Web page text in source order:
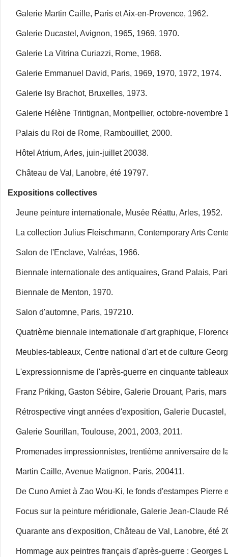
Galerie Martin Caille, Paris et Aix-en-Provence, 1962.
Galerie Ducastel, Avignon, 1965, 1969, 1970.
Galerie La Vitrina Curiazzi, Rome, 1968.
Galerie Emmanuel David, Paris, 1969, 1970, 1972, 1974.
Galerie Isy Brachot, Bruxelles, 1973.
Galerie Hélène Trintignan, Montpellier, octobre-novembre
Palais du Roi de Rome, Rambouillet, 2000.
Hôtel Atrium, Arles, juin-juillet 20038.
Château de Val, Lanobre, été 19797.
Expositions collectives
Jeune peinture internationale, Musée Réattu, Arles, 1952.
La collection Julius Fleischmann, Contemporary Arts
Salon de l'Enclave, Valréas, 1966.
Biennale internationale des antiquaires, Grand Palais,
Biennale de Menton, 1970.
Salon d'automne, Paris, 197210.
Quatrième biennale internationale d'art graphique,
Meubles-tableaux, Centre national d'art et de culture
L'expressionnisme de l'après-guerre en cinquante
Franz Priking, Gaston Sébire, Galerie Drouant, Paris, mars
Rétrospective vingt années d'exposition, Galerie
Galerie Sourillan, Toulouse, 2001, 2003, 2011.
Promenades impressionnistes, trentième anniversaire de
Martin Caille, Avenue Matignon, Paris, 200411.
De Cuno Amiet à Zao Wou-Ki, le fonds d'estampes Pierre
Focus sur la peinture méridionale, Galerie Jean-Claude
Quarante ans d'exposition, Château de Val, Lanobre, été
Hommage aux peintres français d'après-guerre : Georges